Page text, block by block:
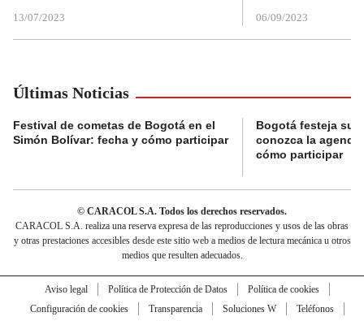
13/07/2023 06/09/2023
Últimas Noticias
Festival de cometas de Bogotá en el
Simón Bolívar: fecha y cómo participar
Bogotá festeja su
conozca la
cómo participar
© CARACOL S.A. Todos los derechos reservados.
CARACOL S.A. realiza una reserva expresa de las reproducciones y usos de las obras
y otras prestaciones accesibles desde este sitio web a medios de lectura mecánica u otros
medios que resulten adecuados.
Aviso legal Política de Protección de Datos
Política de cookies
Configuración de cookies
Transparencia Soluciones W
Teléfonos